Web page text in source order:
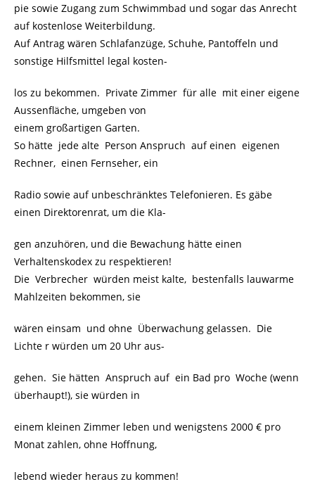
pie sowie Zugang zum Schwimmbad und sogar das Anrecht
auf kostenlose Weiterbildung.
Auf Antrag wären Schlafanzüge, Schuhe, Pantoffeln und
sonstige Hilfsmittel legal kosten-
los zu bekommen. Private Zimmer für alle mit einer eigene
Aussenfläche, umgeben von
einem großartigen Garten.
So hätte jede alte Person Anspruch auf einen eigenen
Rechner, einen Fernseher, ein
Radio sowie auf unbeschränktes Telefonieren. Es gäbe
einen Direktorenrat, um die Kla-
gen anzuhören, und die Bewachung hätte einen
Verhaltenskodex zu respektieren!
Die Verbrecher würden meist kalte, bestenfalls lauwarme
Mahlzeiten bekommen, sie
wären einsam und ohne Überwachung gelassen. Die
Lichte r würden um 20 Uhr aus-
gehen. Sie hätten Anspruch auf ein Bad pro Woche (wenn
überhaupt!), sie würden in
einem kleinen Zimmer leben und wenigstens 2000 € pro
Monat zahlen, ohne Hoffnung,
lebend wieder heraus zu kommen!